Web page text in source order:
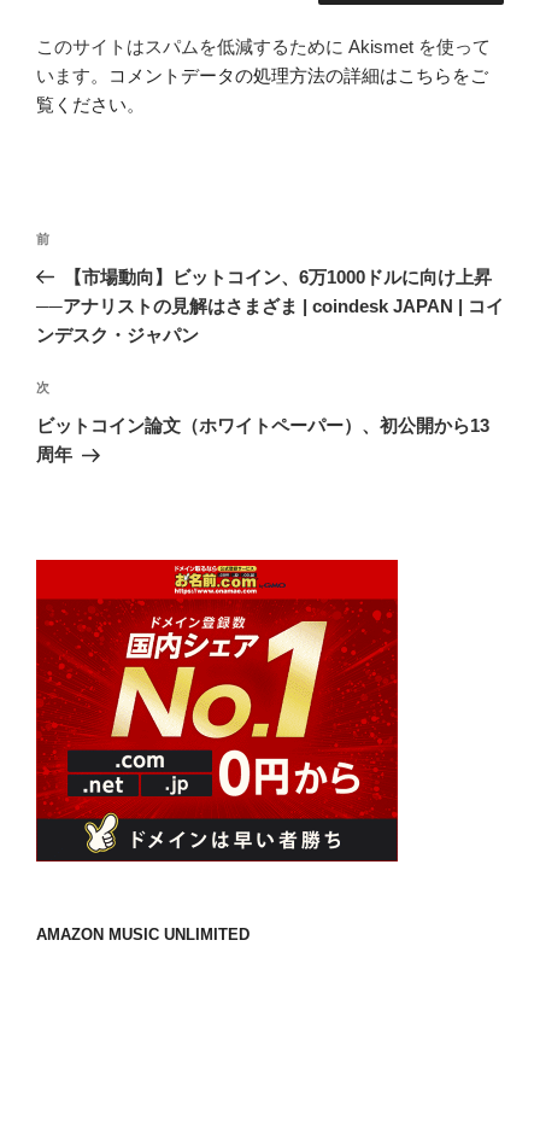
このサイトはスパムを低減するために Akismet を使って
います。
コメントデータの処理方法の詳細はこちらをご
覧ください。
投
ビ
ー
シ
ョ
前
の
稿
前
【市場動向】ビットコイン、6万1000ドルに向け上昇
──アナリストの見解はさまざま | coindesk JAPAN | コイ
ンデスク・ジャパン
次
の
投
次
ビットコイン論文（ホワイトペーパー）、初公開から13
周年
AMAZON MUSIC UNLIMITED